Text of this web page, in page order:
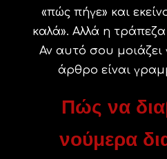
«πώς πήγε» και
καλά». Αλλά η
Αν αυτό σου
άρθρο είναι
Πώς να
νούμερα